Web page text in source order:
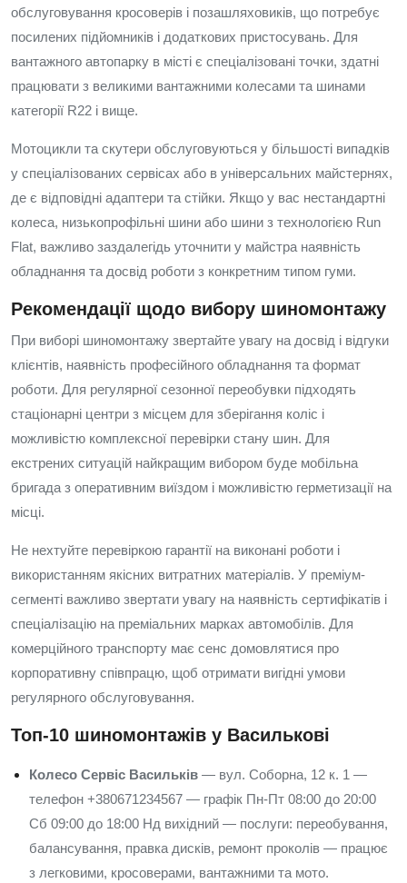
обслуговування кросоверів і позашляховиків, що потребує
посилених підйомників і додаткових пристосувань. Для
вантажного автопарку в місті є спеціалізовані точки, здатні
працювати з великими вантажними колесами та шинами
категорії R22 і вище.
Мотоцикли та скутери обслуговуються у більшості випадків
у спеціалізованих сервісах або в універсальних майстернях,
де є відповідні адаптери та стійки. Якщо у вас нестандартні
колеса, низькопрофільні шини або шини з технологією Run
Flat, важливо заздалегідь уточнити у майстра наявність
обладнання та досвід роботи з конкретним типом гуми.
Рекомендації щодо вибору шиномонтажу
При виборі шиномонтажу звертайте увагу на досвід і відгуки
клієнтів, наявність професійного обладнання та формат
роботи. Для регулярної сезонної переобувки підходять
стаціонарні центри з місцем для зберігання коліс і
можливістю комплексної перевірки стану шин. Для
екстрених ситуацій найкращим вибором буде мобільна
бригада з оперативним виїздом і можливістю герметизації на
місці.
Не нехтуйте перевіркою гарантії на виконані роботи і
використанням якісних витратних матеріалів. У преміум-
сегменті важливо звертати увагу на наявність сертифікатів і
спеціалізацію на преміальних марках автомобілів. Для
комерційного транспорту має сенс домовлятися про
корпоративну співпрацю, щоб отримати вигідні умови
регулярного обслуговування.
Топ-10 шиномонтажів у Василькові
Колесо Сервіс Васильків — вул. Соборна, 12 к. 1 —
телефон +380671234567 — графік Пн-Пт 08:00 до 20:00
Сб 09:00 до 18:00 Нд вихідний — послуги: переобування,
балансування, правка дисків, ремонт проколів — працює
з легковими, кросоверами, вантажними та мото.